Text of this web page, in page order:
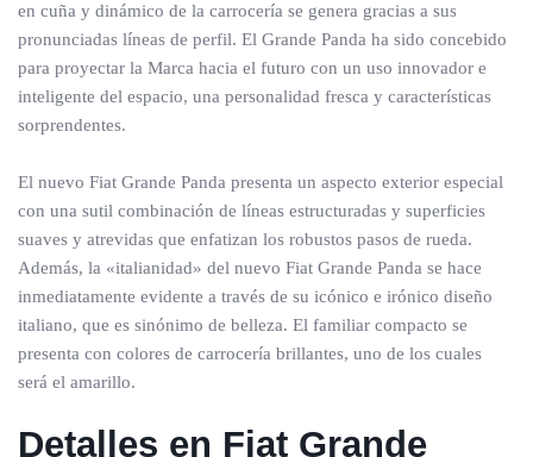
en cuña y dinámico de la carrocería se genera gracias a sus
pronunciadas líneas de perfil. El Grande Panda ha sido concebido
para proyectar la Marca hacia el futuro con un uso innovador e
inteligente del espacio, una personalidad fresca y características
sorprendentes.
El nuevo Fiat Grande Panda presenta un aspecto exterior especial
con una sutil combinación de líneas estructuradas y superficies
suaves y atrevidas que enfatizan los robustos pasos de rueda.
Además, la «italianidad» del nuevo Fiat Grande Panda se hace
inmediatamente evidente a través de su icónico e irónico diseño
italiano, que es sinónimo de belleza. El familiar compacto se
presenta con colores de carrocería brillantes, uno de los cuales
será el amarillo.
Detalles en Fiat Grande